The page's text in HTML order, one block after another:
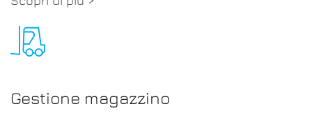
Gestione magazzino